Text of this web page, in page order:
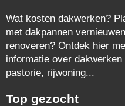
Wat kosten dakwerken?
met dakpannen
renoveren? Ontdek hier
informatie over
pastorie, rijwoning...
Top gezocht